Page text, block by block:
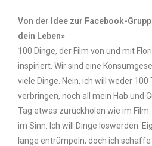
Von der Idee zur Facebook-
dein Leben»
100 Dinge, der Film von und mit
inspiriert. Wir sind eine
viele Dinge. Nein, ich will weder 100
verbringen, noch all mein Hab und
Tag etwas zurückholen wie im
im Sinn. Ich will Dinge loswerden.
lange entrümpeln, doch ich schaffe